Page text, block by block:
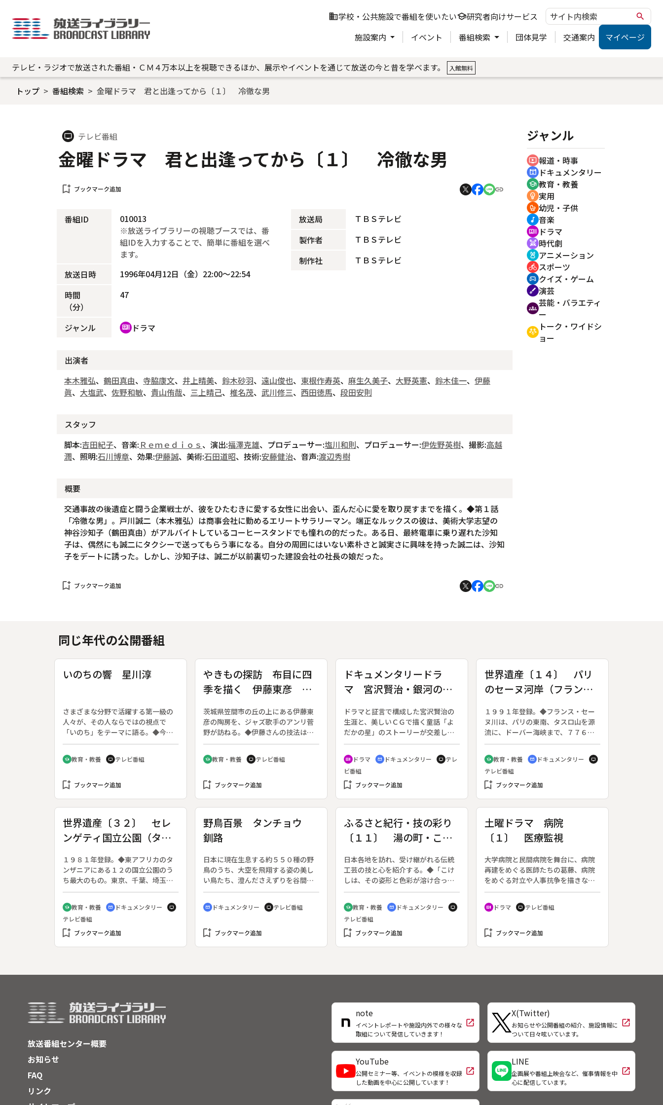
business学校・公共施設で番組を使いたいschool研究者向けサービス search
施設案内 イベント 番組検索 団体見学 交通案内 マイページ
テレビ・ラジオで放送された番組・ＣＭ４万本以上を視聴できるほか、展示やイベントを通じて放送の今と昔を学べます。 入館無料
トップ 番組検索 金曜ドラマ 君と出逢ってから〔１〕 冷徹な男
tv テレビ番組
金曜ドラマ 君と出逢ってから〔１〕 冷徹な男
bookmark_add ブックマーク追加
番組ID
010013
※放送ライブラリーの視聴ブースでは、番
組IDを入力することで、簡単に番組を選べ
ます。
放送日時
1996年04月12日（金）22:00～22:54
時間
（分）
47
ジャンル recent_actors ドラマ
放送局
ＴＢＳテレビ
製作者
ＴＢＳテレビ
制作社
ＴＢＳテレビ
出演者
本木雅弘、 鶴田真由、 寺脇康文、 井上晴美、 鈴木砂羽、 遠山俊也、 東根作寿英、 麻生久美子、 大野英憲、 鈴木佳一、 伊藤
眞、 大塩武、 佐野和敏、 貴山侑哉、 三上晴己、 椎名茂、 武川修三、 西田徳馬、 段田安則
スタッフ
脚本:吉田紀子、音楽: Ｒｅｍｅｄｉｏｓ 、演出:福澤克雄、プロデューサー:塩川和則、プロデューサー:伊佐野英樹、撮影:高越
潤、照明:石川博章、効果:伊藤誠、美術:石田道昭、技術:安藤健治、音声:渡辺秀樹
概要
交通事故の後遺症と闘う企業戦士が、彼をひたむきに愛する女性に出会い、歪んだ心に愛を取り戻すまでを描く。◆第１話
「冷徹な男」。戸川誠二（本木雅弘）は商事会社に勤めるエリートサラリーマン。端正なルックスの彼は、美術大学志望の
神谷沙知子（鶴田真由）がアルバイトしているコーヒースタンドでも憧れの的だった。ある日、最終電車に乗り遅れた沙知
子は、偶然にも誠二にタクシーで送ってもらう事になる。自分の周囲にはいない素朴さと誠実さに興味を持った誠二は、沙知
子をデートに誘った。しかし、沙知子は、誠二が以前裏切った建設会社の社長の娘だった。
bookmark_add ブックマーク追加
ジャンル
ondemand_video 報道・時事
cinematic_blur ドキュメンタリー
school 教育・教養
emoji_objects 実用
crib 幼児・子供
music_note 音楽
recent_actors ドラマ
swords 時代劇
cruelty_free アニメーション
directions_bike スポーツ
sports_esports クイズ・ゲーム
brush 演芸
groups 芸能・バラエティ
ー
adaptive_audio_mic トーク・ワイドシ
ョー
同じ年代の公開番組
いのちの響 星川淳
さまざまな分野で活躍する第一級の
人々が、その人ならではの視点で
「いのち」をテーマに語る。◆今回
は、作家の星川淳さん。
school 教育・教養 tv テレビ番組
bookmark_add ブックマーク追加
やきもの探訪 布目に四
季を描く 伊藤東彦 ～
茨城県笠間市の丘の上にある伊藤東
彦の陶房を、ジャズ歌手のアンリ菅
野が訪ねる。◆伊藤さんの技法は、
陶器に蚊帳を乗せて化粧土を塗り、
布目の上に絵を描くというもの。芸
大大学院を出てシルクロードを旅
性を感じた。絵具は自製で５００種
満足した作品はないが、失敗は次へ
の課題となる。自然と語り合うため
に、やきものをつくるという。
school 教育・教養 tv テレビ番組
bookmark_add ブックマーク追加
ドキュメンタリードラ
マ 宮沢賢治・銀河の旅
ドラマと証言で構成した宮沢賢治の
生涯と、美しいＣＧで描く童話「よ
だかの星」のストーリーが交差して
展開、夢を追い続ける賢治の姿を浮
かび上がらせる。賢治役の中村梅雀
の熱演とＣＧ、ドラマ、ドキュメン
タリーが融合、新しいテレビ表現で
おくる。
recent_actors ドラマ cinematic_blur ドキュメンタリー tv テレ
ビ番組
bookmark_add ブックマーク追加
世界遺産〔１４〕 パリ
のセーヌ河岸（フラン
１９９１年登録。◆フランス・セー
ヌ川は、パリの東南、タスロ山を源
流に、ドーバー海峡まで、７７６ｋ
ｍを流れる。そのパリ市内、シェリ
ー橋からイエナ橋まで約５ｋｍの河
岸が世界遺産となった。◆そこだけ
にとどまらず、セーヌ川を中心にし
た、紀元前３００年から現代までの
住む一家が登場する。パリっ子に
は、こんな人たちもいるのかと、面
白い。
school 教育・教養 cinematic_blur ドキュメンタリー tv
テレビ番組
bookmark_add ブックマーク追加
世界遺産〔３２〕 セレ
ンゲティ国立公園（タン
１９８１年登録。◆東アフリカのタ
ンザニアにある１２の国立公園のう
ち最大のもの。東京、千葉、埼玉、
神奈川がすっぽり入る。ヌーが多い
のが特長で約１３０万頭が生息す
る。ライオンも多く、寝てばかりい
たり、狩りに失敗したり、百獣の王
のかっこ悪い姿がおかしい。◆１９
刻な被害が出て、対応が今も続いて
school 教育・教養 cinematic_blur ドキュメンタリー tv
テレビ番組
bookmark_add ブックマーク追加
野鳥百景 タンチョウ
釧路
日本に現在生息する約５５０種の野
鳥のうち、大空を飛翔する姿の美し
い鳥たち、澄んださえずりを谷間に
響かせる鳥たち１００種の、特色豊
かな生態を四季折々の美しい日本の
原風景の中につづる。◆この回は、
紹介する。
cinematic_blur ドキュメンタリー tv テレビ番組
bookmark_add ブックマーク追加
ふるさと紀行・技の彩り
〔１１〕 湯の町・こけ
日本各地を訪れ、受け継がれる伝統
工芸の技と心を紹介する。◆「こけ
しは、その姿形と色彩が溶け合って
こそ、素朴さの中に奥深い美を生み
出す」という松田三夫さん。三代目
の息子・忠雄さんと共に構える工房
が温泉街にある。こけし作りは、原
木選びから仕上げまで、全てひとり
school 教育・教養 cinematic_blur ドキュメンタリー tv
テレビ番組
bookmark_add ブックマーク追加
土曜ドラマ 病院
〔１〕 医療監視
大学病院と民間病院を舞台に、病院
再建をめぐる医師たちの葛藤、病院
をめぐる対立や人事抗争を描きなが
ら、病院の今と未来を探る。「土曜
ドラマ」の企業シリーズ。（１９９
６年１０月１９日～１１月２日放
視」。東京の私立東都医科大の内科
る。しかし熊井は根回しを拒否。そ
れてしまう。
recent_actors ドラマ tv テレビ番組
bookmark_add ブックマーク追加
放送番組センター概要
お知らせ
FAQ
リンク
note
イベントレポートや施設内外での様々な
取組について発信していきます！
open_in_new
X(Twitter)
お知らせや公開番組の紹介、施設情報に
ついて日々呟いています。
open_in_new
YouTube
公開セミナー等、イベントの模様を収録
した動画を中心に公開しています！
open_in_new
LINE
企画展や番組上映会など、催事情報を中
心に配信しています。
open_in_new